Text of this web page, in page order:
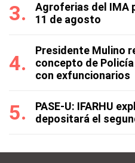
Agroferias del IMA
11 de agosto
Presidente Mulino
concepto de
con exfuncionarios
PASE-U: IFARHU
depositará el